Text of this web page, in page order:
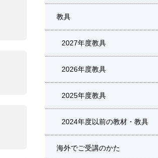
教具
2027年度教具
2026年度教具
2025年度教具
2024年度以前の教材・教具
海外でご受講のかた